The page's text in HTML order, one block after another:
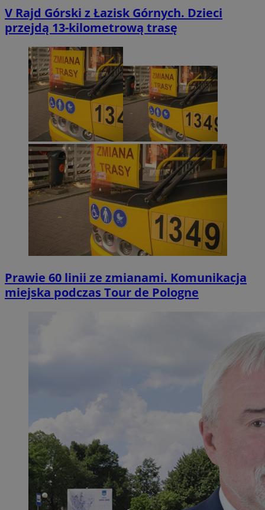
V Rajd Górski z Łazisk Górnych. Dzieci
przejdą 13-kilometrową trasę
Prawie 60 linii ze zmianami. Komunikacja
miejska podczas Tour de Pologne